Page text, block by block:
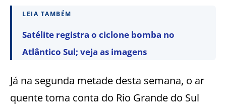
LEIA TAMBÉM
Satélite registra o ciclone bomba no
Atlântico Sul; veja as imagens
Já na segunda metade desta semana, o ar
quente toma conta do Rio Grande do Sul